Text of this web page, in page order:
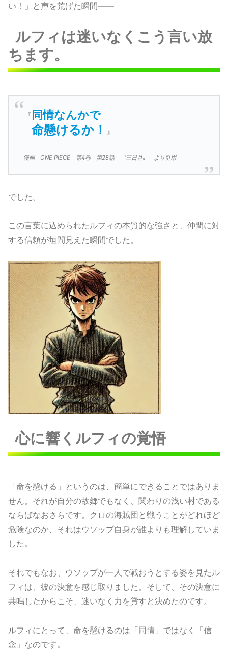
い！」と声を荒げた瞬間——
ルフィは迷いなくこう言い放
ちます。
『 同情なんかで
命懸けるか！ 』
漫画 ONE PIECE 第4巻 第28話 〝三日月〟 より引用
でした。
この言葉に込められたルフィの本質的な強さと、仲間に対
する信頼が垣間見えた瞬間でした。
心に響くルフィの覚悟
「命を懸ける」というのは、簡単にできることではありま
せん。それが自分の故郷でもなく、関わりの浅い村である
ならばなおさらです。クロの海賊団と戦うことがどれほど
危険なのか、それはウソップ自身が誰よりも理解していま
した。
それでもなお、ウソップが一人で戦おうとする姿を見たル
フィは、彼の決意を感じ取りました。そして、その決意に
共鳴したからこそ、迷いなく力を貸すと決めたのです。
ルフィにとって、命を懸けるのは「同情」ではなく「信
念」なのです。